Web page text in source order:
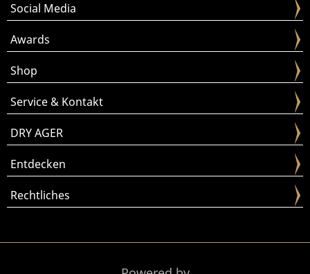
Social Media
Awards
Shop
Service & Kontakt
DRY AGER
Entdecken
Rechtliches